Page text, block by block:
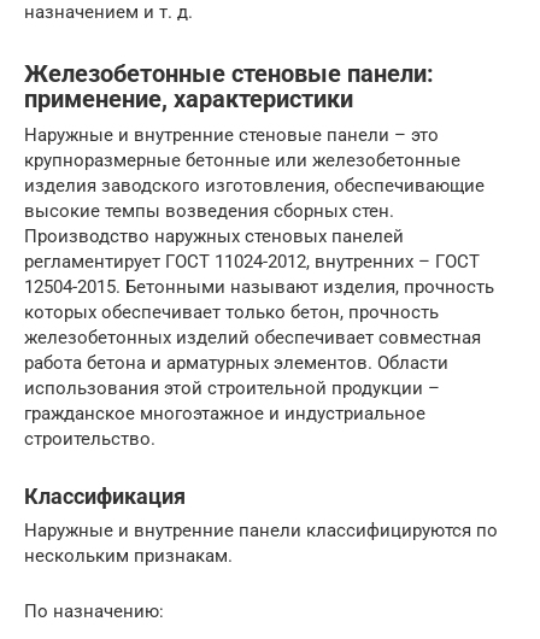
назначением и т. д.
Железобетонные стеновые панели:
применение, характеристики
Наружные и внутренние стеновые панели – это
крупноразмерные бетонные или железобетонные
изделия заводского изготовления, обеспечивающие
высокие темпы возведения сборных стен.
Производство наружных стеновых панелей
регламентирует ГОСТ 11024-2012, внутренних – ГОСТ
12504-2015. Бетонными называют изделия, прочность
которых обеспечивает только бетон, прочность
железобетонных изделий обеспечивает совместная
работа бетона и арматурных элементов. Области
использования этой строительной продукции –
гражданское многоэтажное и индустриальное
строительство.
Классификация
Наружные и внутренние панели классифицируются по
нескольким признакам.
По назначению: